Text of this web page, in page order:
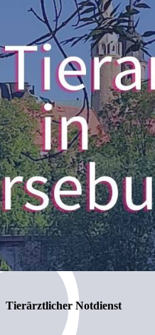
Tierärztlicher Notdienst